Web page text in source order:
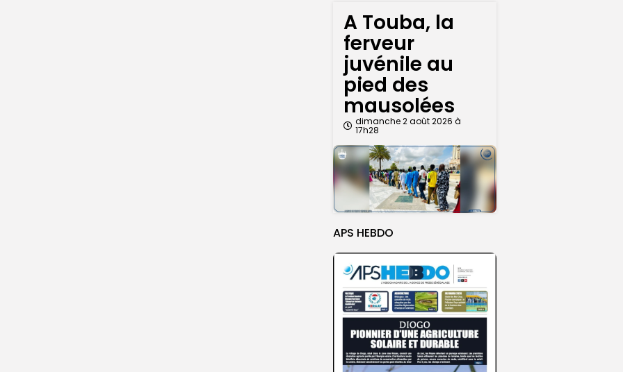
A Touba, la
ferveur
juvénile au
pied des
mausolées
dimanche 2 août 2026 à
17h28
APS HEBDO